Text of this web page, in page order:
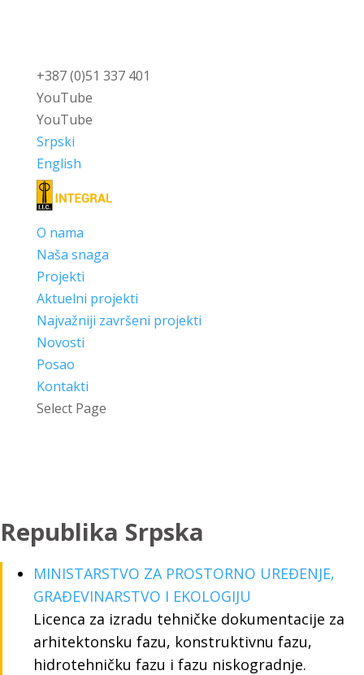
+387 (0)51 337 401
YouTube
YouTube
Srpski
English
O nama
Naša snaga
Projekti
Aktuelni projekti
Najvažniji završeni projekti
Novosti
Posao
Kontakti
Select Page
Republika Srpska
MINISTARSTVO ZA PROSTORNO UREĐENJE,
GRAĐEVINARSTVO I EKOLOGIJU
Licenca za izradu tehničke dokumentacije za
arhitektonsku fazu, konstruktivnu fazu,
hidrotehničku fazu i fazu niskogradnje.